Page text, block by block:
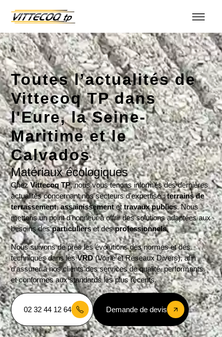
Toutes l’actualités de
Vittecoq TP dans
l'Eure, la Seine-
Maritime et le
Calvados
Matériaux écologiques
ChezVittecoq TP, nous vous tenons informés des dernières
actualités concernant nos secteurs d’expertise :terrains de
terrassement,assainissementettravaux publics. Nous
mettons un point d’honneur à offrir des solutions adaptées aux
besoins desparticulierset desprofessionnels.
Nous suivons de près les évolutions des normes et des
techniques dans lesVRD(Voirie et Réseaux Divers), afin
d’assurer à nos clients des services de qualité, performants
et conformes aux standards les plus récents.
02 32 44 12 64 Demande de devis